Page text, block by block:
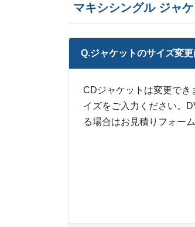
マキシシングル ジャ
Q.ジャケットのサイズ変
CDジャケットは変更でき
イズをご入力ください。
る場合はお見積りフォー